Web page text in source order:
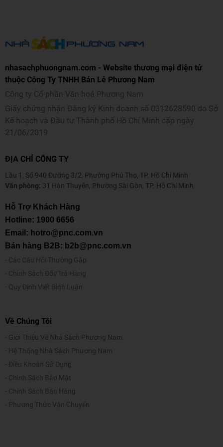
nhasachphuongnam.com - Website thương mại điện tử
thuộc Công Ty TNHH Bán Lẻ Phương Nam
Công ty Cổ phần Văn hoá Phương Nam
Giấy chứng nhận Đăng ký Kinh doanh số 0312628590 do Sở
Kế hoạch và Đầu tư Thành phố Hồ Chí Minh cấp ngày
21/06/2019
ĐỊA CHỈ CÔNG TY
Lầu 1, Số 940 Đường 3/2, Phường Phú Thọ, TP. Hồ Chí Minh
Văn phòng: 31 Hàn Thuyên, Phường Sài Gòn, TP. Hồ Chí Minh
Hỗ Trợ Khách Hàng
Hotline: 1900 6656
Email: hotro@pnc.com.vn
Bán hàng B2B: b2b@pnc.com.vn
Các Câu Hỏi Thường Gặp
Chính Sách Đổi/Trả Hàng
Quy Định Viết Bình Luận
Về Chúng Tôi
Giới Thiệu Về Nhà Sách Phương Nam
Hệ Thống Nhà Sách Phương Nam
Điều Khoản Sử Dụng
Chính Sách Bảo Mật
Chính Sách Bán Hàng
Phương Thức Vận Chuyển